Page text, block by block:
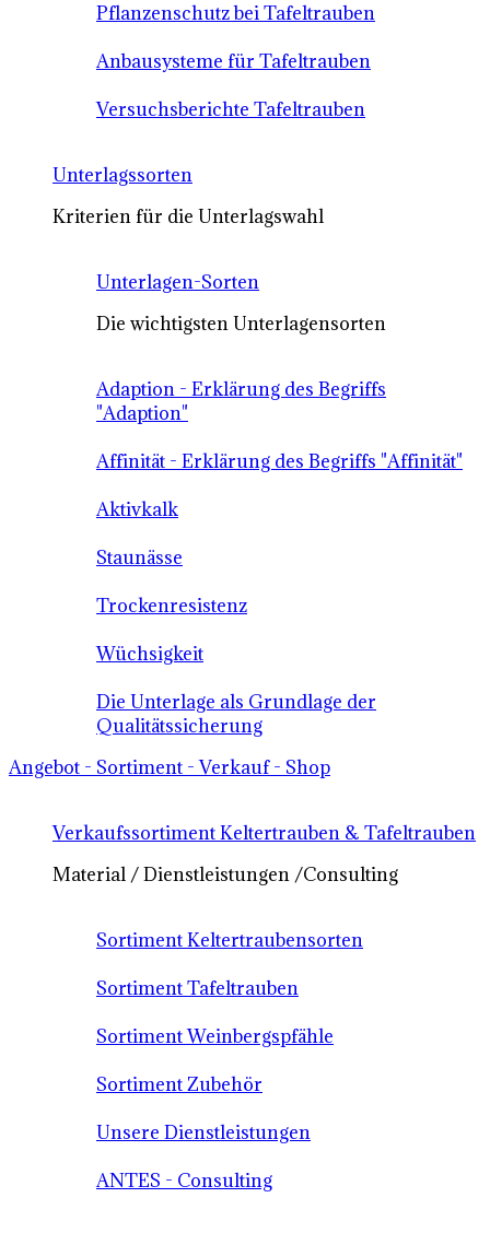
Pflanzenschutz bei Tafeltrauben
Anbausysteme für Tafeltrauben
Versuchsberichte Tafeltrauben
Unterlagssorten
Kriterien für die Unterlagswahl
Unterlagen-Sorten
Die wichtigsten Unterlagensorten
Adaption - Erklärung des Begriffs
"Adaption"
Affinität - Erklärung des Begriffs "Affinität"
Aktivkalk
Staunässe
Trockenresistenz
Wüchsigkeit
Die Unterlage als Grundlage der
Qualitätssicherung
Angebot - Sortiment - Verkauf - Shop
Verkaufssortiment Keltertrauben & Tafeltrauben
Material / Dienstleistungen /Consulting
Sortiment Keltertraubensorten
Sortiment Tafeltrauben
Sortiment Weinbergspfähle
Sortiment Zubehör
Unsere Dienstleistungen
ANTES - Consulting